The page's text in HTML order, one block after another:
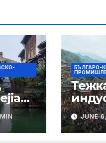
БЪЛГАРО-
JUNE